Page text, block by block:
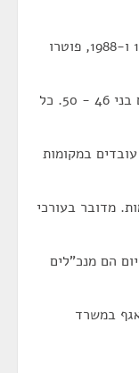
הוועדה בדקה במה מדובר. בין השנים 1983 ו-1988, פוטרו
איש בגילים שביו 40 ל-60, חלק ניכר מהם בני 46 - 50. כל
במקומות
מדובר בעורכי
הם מנכ"לים
אגף במשרד